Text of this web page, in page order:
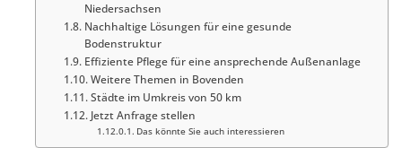
Niedersachsen
Nachhaltige Lösungen für eine gesunde
Bodenstruktur
Effiziente Pflege für eine ansprechende Außenanlage
Weitere Themen in Bovenden
Städte im Umkreis von 50 km
Jetzt Anfrage stellen
Das könnte Sie auch interessieren